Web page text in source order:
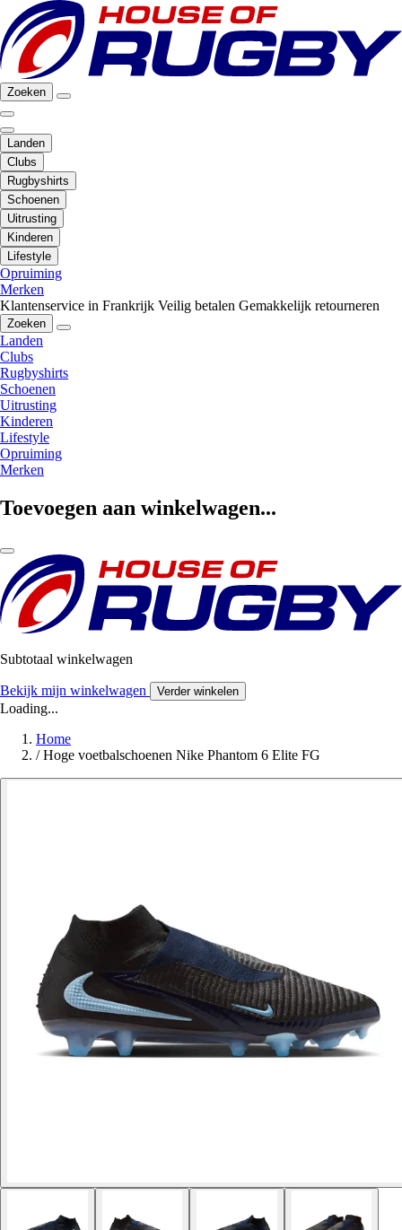
Zoeken
Landen
Clubs
Rugbyshirts
Schoenen
Uitrusting
Kinderen
Lifestyle
Opruiming
Merken
Klantenservice in Frankrijk Veilig betalen Gemakkelijk retourneren
Zoeken
Landen
Clubs
Rugbyshirts
Schoenen
Uitrusting
Kinderen
Lifestyle
Opruiming
Merken
Toevoegen aan winkelwagen...
Subtotaal winkelwagen
Bekijk mijn winkelwagen Verder winkelen
Loading...
Home
/ Hoge voetbalschoenen Nike Phantom 6 Elite FG